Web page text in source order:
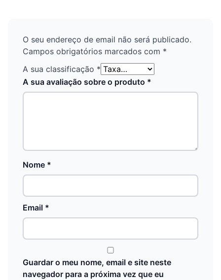
O seu endereço de email não será publicado.
Campos obrigatórios marcados com *
A sua classificação *
A sua avaliação sobre o produto *
Nome *
Email *
Guardar o meu nome, email e site neste
navegador para a próxima vez que eu